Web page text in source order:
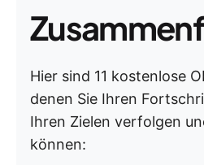
Hier sind 11 kostenlose
denen Sie Ihren
Ihren Zielen verfolgen
können: